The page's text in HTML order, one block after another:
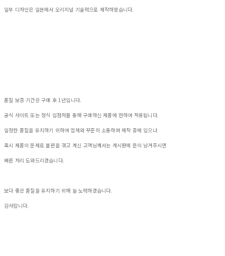
일부 디자인은 일본에서 오리지널 기술력으로 제작하였습니다.
품질 보증 기간은 구매 후 1년입니다.
공식 사이트 또는 정식 입점처를 통해 구매하신 제품에 한하여 적용됩니다.
일정한 품질을 유지하기 위하여 업체와 꾸준히 소통하며 제작 중에 있으나
혹시 제품의 문제로 불편을 겪고 계신 고객님께서는 게시판에 문의 남겨주시면
빠른 처리 도와드리겠습니다.
보다 좋은 품질을 유지하기 위해 늘 노력하겠습니다.
감사합니다.